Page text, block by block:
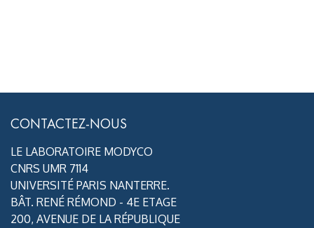
CONTACTEZ-NOUS
LE LABORATOIRE MODYCO
CNRS UMR 7114
UNIVERSITÉ PARIS NANTERRE.
BÂT. RENÉ RÉMOND - 4E ETAGE
200, AVENUE DE LA RÉPUBLIQUE